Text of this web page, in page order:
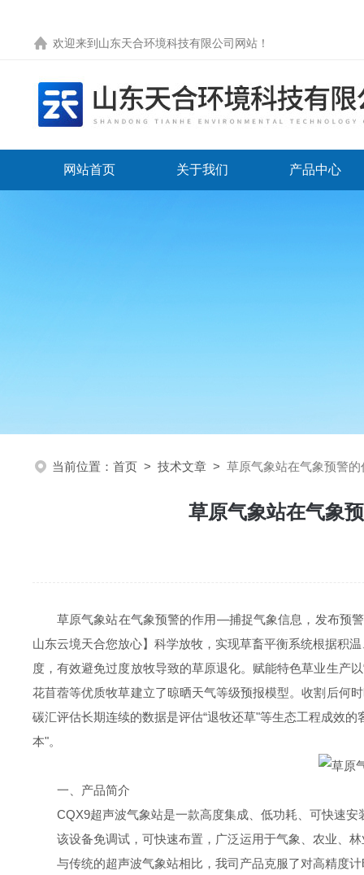
欢迎来到 山东天合环境科技有限公司网站 ！
网站首页 关于我们 产品中心
当前位置： 首页 > 技术文章 > 草原气象站在气象预警
草原气象站在气象
草原气象站在气象预警的作用—捕捉气象信息，发布预
山东云境天合您放心】科学放牧，实现草畜平衡系统根据积
度，有效避免过度放牧导致的草原退化。赋能特色草业生产
花苜蓿等优质牧草建立了晾晒天气等级预报模型。收割后何
碳汇评估长期连续的数据是评估“退牧还草"等生态工程成效
本"。
一、产品简介
CQX9超声波气象站是一款高度集成、低功耗、可快速
该设备免调试，可快速布置，广泛运用于气象、农业、
与传统的超声波气象站相比，我司产品克服了对高精度